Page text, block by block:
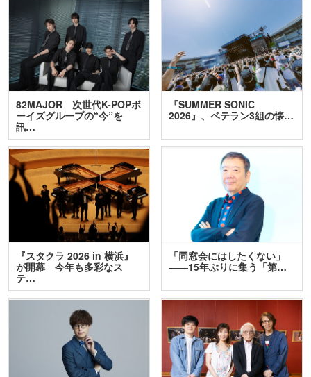
82MAJOR 次世代K-POPボ
ーイズグループの“今”を
訊…
『SUMMER SONIC
2026』、ベテラン3組の懐…
『スタクラ 2026 in 横浜』
が開幕 今年も多彩なス
テ…
「同窓会にはしたくない」
――15年ぶりに集う「第…